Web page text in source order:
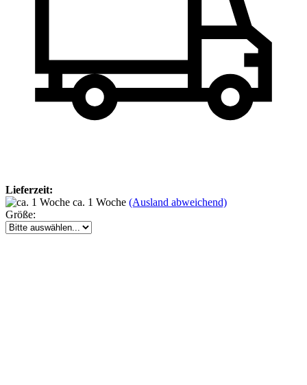
Lieferzeit:
ca. 1 Woche (Ausland abweichend)
Größe: